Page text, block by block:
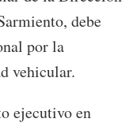
debe
por la
vehicular.
ejecutivo en